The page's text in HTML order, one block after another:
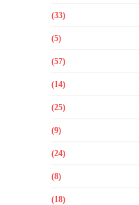
(33)
(5)
(57)
(14)
(25)
(9)
(24)
(8)
(18)